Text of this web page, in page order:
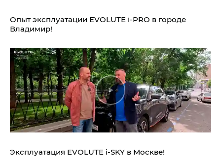
Опыт эксплуатации EVOLUTE i‑PRO в городе
Владимир!
Эксплуатация EVOLUTE i‑SKY в Москве!